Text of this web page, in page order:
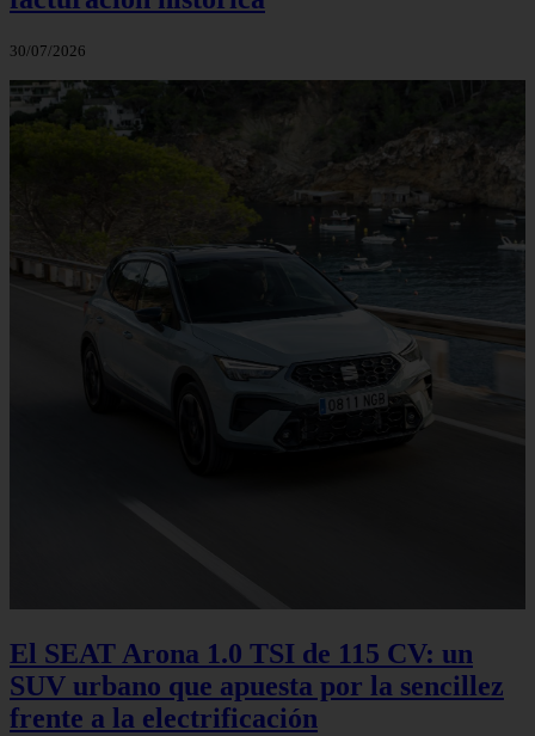
30/07/2026
El SEAT Arona 1.0 TSI de 115 CV: un
SUV urbano que apuesta por la sencillez
frente a la electrificación